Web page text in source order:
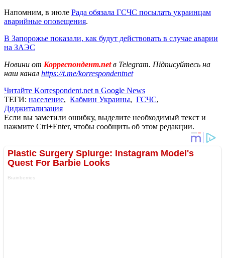
Напомним, в июле Рада обязала ГСЧС посылать украинцам
аварийные оповещения.
В Запорожье показали, как будут действовать в случае аварии
на ЗАЭС
Новини от Корреспондент.netв Telegram. Підписуйтесь на
наш канал https://t.me/korrespondentnet
Читайте Korrespondent.net в Google News
ТЕГИ: население, Кабмин Украины, ГСЧС,
Диджитализация
Если вы заметили ошибку, выделите необходимый текст и
нажмите Ctrl+Enter, чтобы сообщить об этом редакции.